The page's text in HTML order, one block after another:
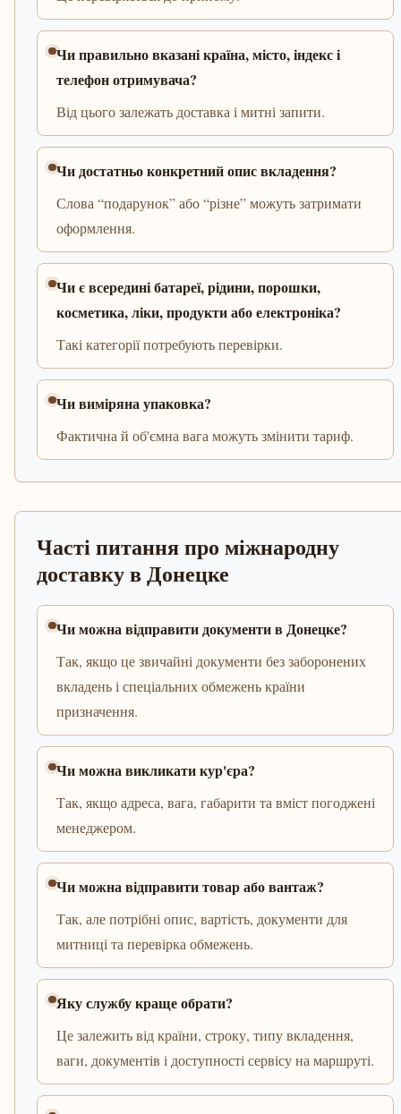
Чи правильно вказані країна, місто, індекс і
телефон отримувача?
Від цього залежать доставка і митні запити.
Чи достатньо конкретний опис вкладення?
Слова “подарунок” або “різне” можуть затримати
оформлення.
Чи є всередині батареї, рідини, порошки,
косметика, ліки, продукти або електроніка?
Такі категорії потребують перевірки.
Чи виміряна упаковка?
Фактична й об'ємна вага можуть змінити тариф.
Часті питання про міжнародну
доставку в Донецке
Чи можна відправити документи в Донецке?
Так, якщо це звичайні документи без заборонених
вкладень і спеціальних обмежень країни
призначення.
Чи можна викликати кур'єра?
Так, якщо адреса, вага, габарити та вміст погоджені
менеджером.
Чи можна відправити товар або вантаж?
Так, але потрібні опис, вартість, документи для
митниці та перевірка обмежень.
Яку службу краще обрати?
Це залежить від країни, строку, типу вкладення,
ваги, документів і доступності сервісу на маршруті.